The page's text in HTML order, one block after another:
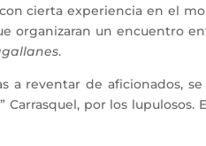
cierta experiencia en el
organizaran un encuentro
.
a reventar de aficionados,
por los